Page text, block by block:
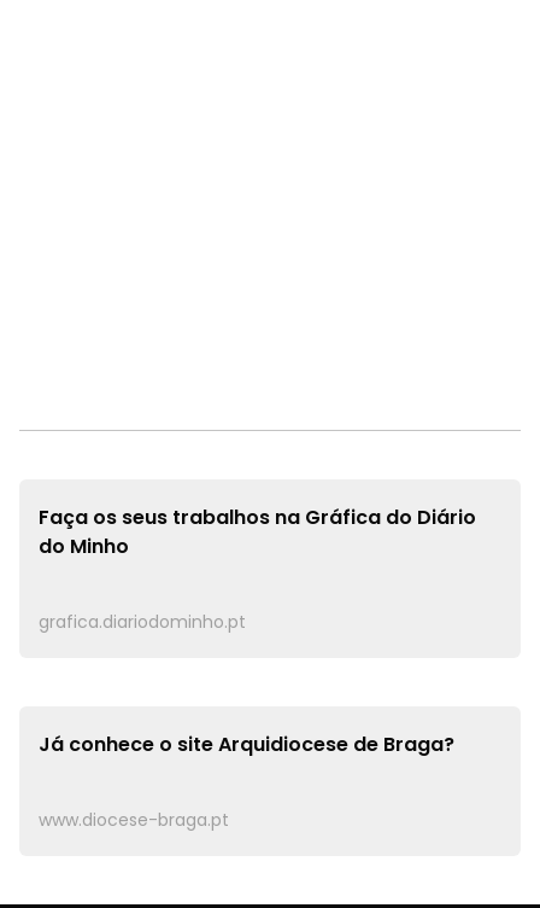
Faça os seus trabalhos na Gráfica do Diário
do Minho
grafica.diariodominho.pt
Já conhece o siteArquidiocese de Braga?
www.diocese-braga.pt